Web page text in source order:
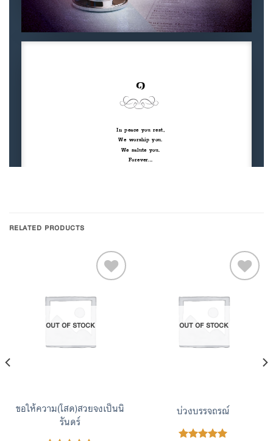
RELATED PRODUCTS
OUT OF STOCK
ขอให้ความ(โสด)สวยจงเป็นนิ
รันดร์
OUT OF STOCK
บ่วงบรรจถรณ์